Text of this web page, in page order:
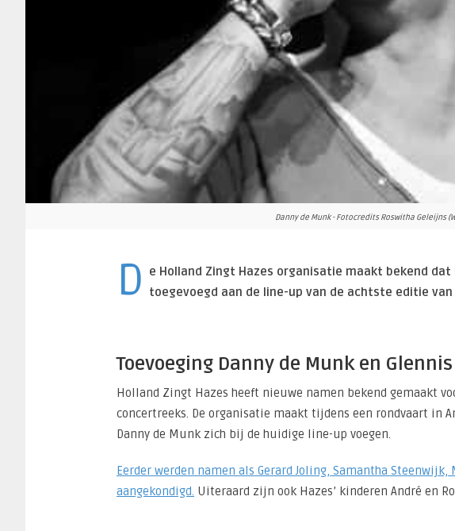
Danny de Munk - Fotocredits Roswitha Geleijns
D
e Holland Zingt Hazes organisatie maakt bekend dat
toegevoegd aan de line-up van de achtste editie van
Toevoeging Danny de Munk en
Holland Zingt Hazes heeft nieuwe namen bekend gemaakt
concertreeks. De organisatie maakt tijdens een rondvaart in
Danny de Munk zich bij de huidige line-up voegen.
Eerder werden namen als Gerard Joling, Samantha
aangekondigd. Uiteraard zijn ook Hazes’ kinderen André en